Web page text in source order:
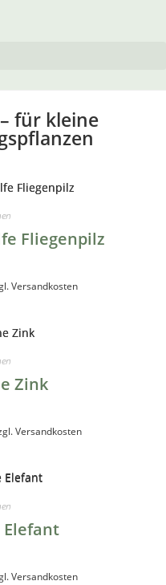
für kleine
Fliegenpilz
Versandkosten
Zink
Versandkosten
Versandkosten